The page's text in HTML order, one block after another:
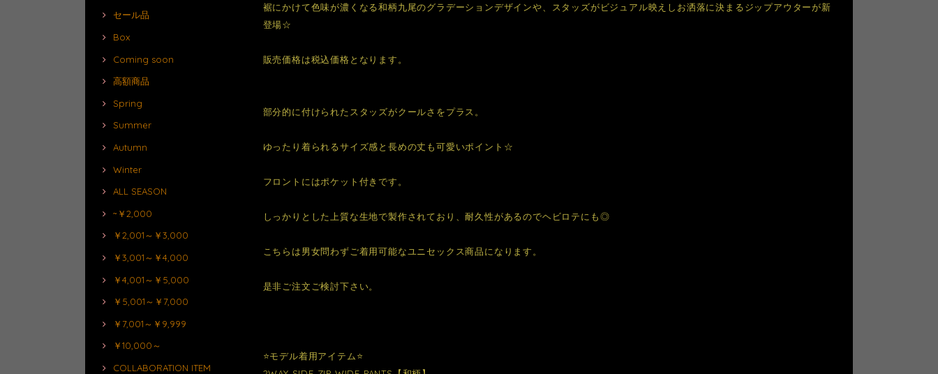
セール品
Box
Coming soon
高額商品
Spring
Summer
Autumn
Winter
ALL SEASON
~￥2,000
￥2,001～￥3,000
￥3,001～￥4,000
￥4,001～￥5,000
￥5,001～￥7,000
￥7,001～￥9,999
￥10,000～
COLLABORATION ITEM
裾にかけて色味が濃くなる和柄九尾のグラデーションデザインや、スタッズがビジュアル映えしお洒落に決まるジップアウターが新
登場☆
販売価格は税込価格となります。
部分的に付けられたスタッズがクールさをプラス。
ゆったり着られるサイズ感と長めの丈も可愛いポイント☆
フロントにはポケット付きです。
しっかりとした上質な生地で製作されており、耐久性があるのでヘビロテにも◎
こちらは男女問わずご着用可能なユニセックス商品になります。
是非ご注文ご検討下さい。
⭐️モデル着用アイテム⭐️